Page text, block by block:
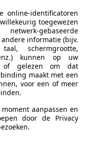
Nederland een erg
het model echter
de eerste
roest in ons
werden
altijd een vrij
Dat is het
geleverd. De prijzen
online-identificatoren
toegewezen
gebaseerde
informatie (bijv.
schermgrootte,
kunnen op uw
of gelezen om dat
maakt met een
voor een of meer
aanpassen en
door de Privacy